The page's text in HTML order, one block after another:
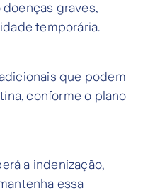
doenças graves,
temporária.
que podem
conforme o plano
a indenização,
essa